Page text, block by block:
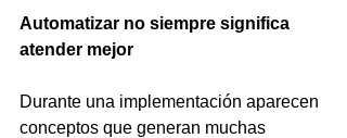
Automatizar no siempre significa
atender mejor
Durante una implementación aparecen
conceptos que generan muchas